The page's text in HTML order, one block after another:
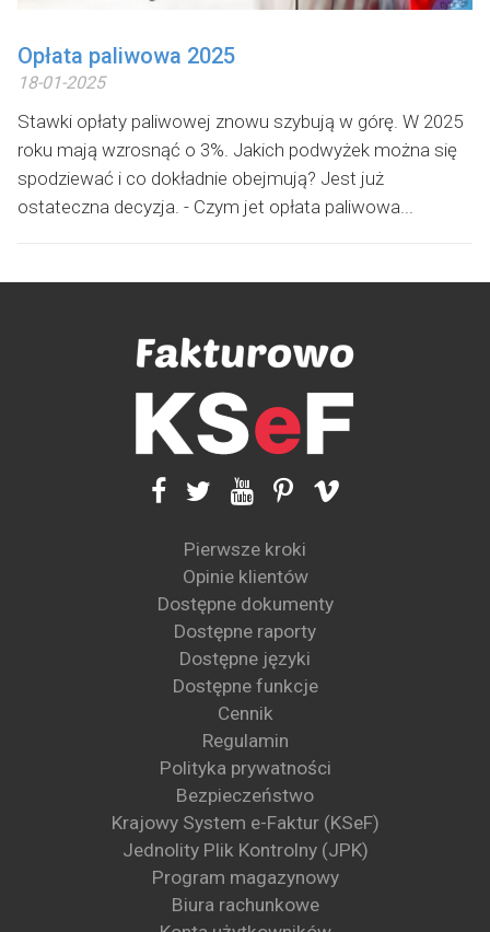
Opłata paliwowa 2025
18-01-2025
Stawki opłaty paliwowej znowu szybują w górę. W 2025
roku mają wzrosnąć o 3%. Jakich podwyżek można się
spodziewać i co dokładnie obejmują? Jest już
ostateczna decyzja. - Czym jet opłata paliwowa...
Pierwsze kroki
Opinie klientów
Dostępne dokumenty
Dostępne raporty
Dostępne języki
Dostępne funkcje
Cennik
Regulamin
Polityka prywatności
Bezpieczeństwo
Krajowy System e-Faktur (KSeF)
Jednolity Plik Kontrolny (JPK)
Program magazynowy
Biura rachunkowe